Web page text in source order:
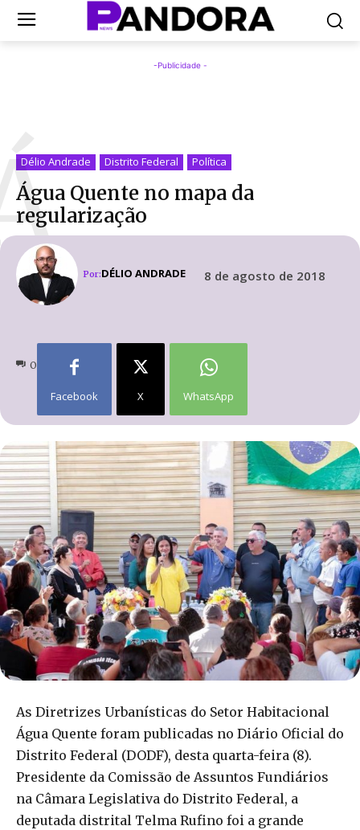
-Publicidade -
Délio Andrade Distrito Federal Política
Água Quente no mapa da
regularização
Por:DÉLIO ANDRADE 8 de agosto de 2018
0
Facebook X WhatsApp
As Diretrizes Urbanísticas do Setor Habitacional
Água Quente foram publicadas no Diário Oficial do
Distrito Federal (DODF), desta quarta-feira (8).
Presidente da Comissão de Assuntos Fundiários
na Câmara Legislativa do Distrito Federal, a
deputada distrital Telma Rufino foi a grande